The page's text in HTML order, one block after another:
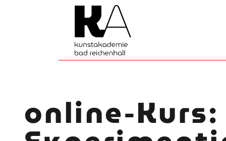
online-Kurs: